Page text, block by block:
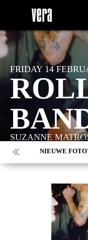
FRIDAY 14
SUZANNE
NIEUWE